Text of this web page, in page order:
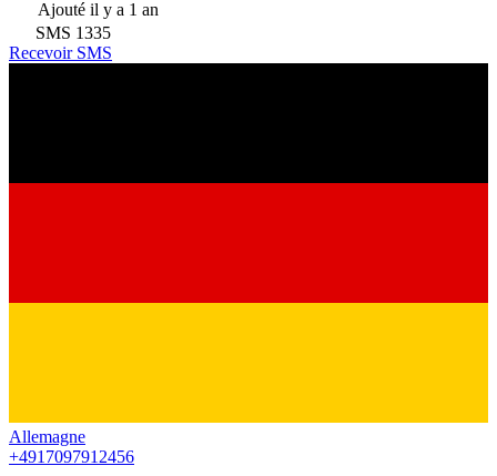
Ajouté il y a 1 an
SMS 1335
Recevoir SMS
Allemagne
+4917097912456